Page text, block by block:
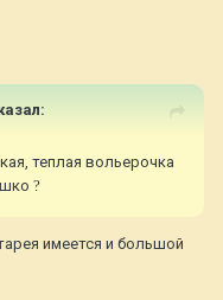
теплая вольерочка
?
имеется и большой